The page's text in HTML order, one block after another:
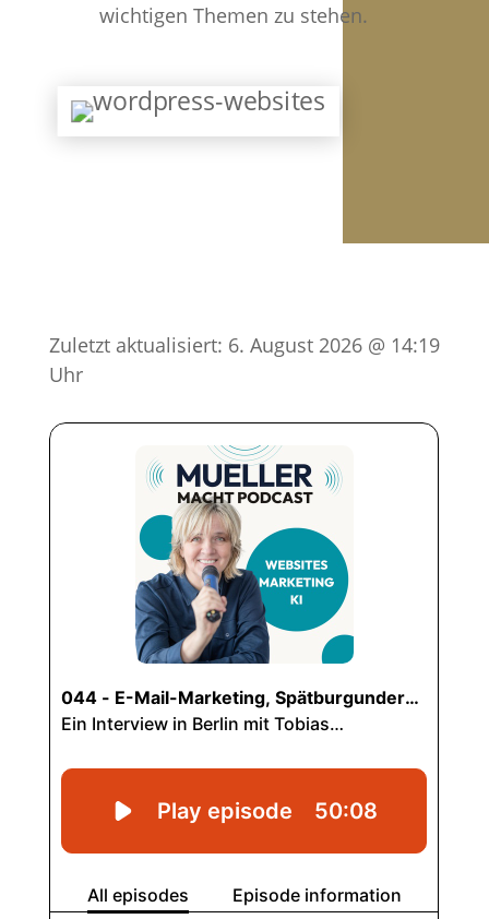
wichtigen Themen zu stehen.
Zuletzt aktualisiert: 6. August 2026 @ 14:19
Uhr